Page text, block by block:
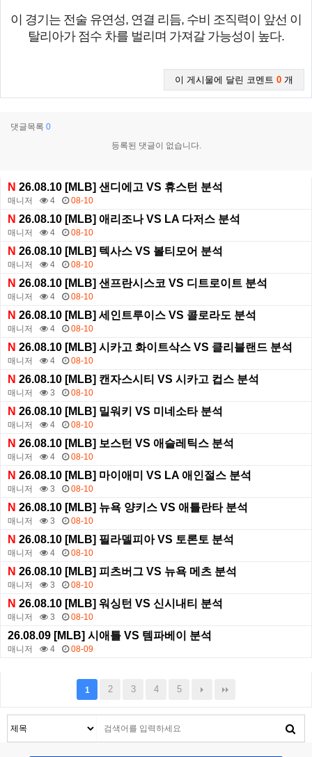
이 경기는 전술 유연성, 연결 리듬, 수비 조직력이 앞선 이
탈리아가 점수 차를 벌리며 가져갈 가능성이 높다.
이 게시물에 달린 코멘트 0 개
댓글목록 0
등록된 댓글이 없습니다.
N 26.08.10 [MLB] 샌디에고 VS 휴스턴 분석
매니저 4 08-10
N 26.08.10 [MLB] 애리조나 VS LA 다저스 분석
매니저 4 08-10
N 26.08.10 [MLB] 텍사스 VS 볼티모어 분석
매니저 4 08-10
N 26.08.10 [MLB] 샌프란시스코 VS 디트로이트 분석
매니저 4 08-10
N 26.08.10 [MLB] 세인트루이스 VS 콜로라도 분석
매니저 4 08-10
N 26.08.10 [MLB] 시카고 화이트삭스 VS 클리블랜드 분석
매니저 4 08-10
N 26.08.10 [MLB] 캔자스시티 VS 시카고 컵스 분석
매니저 3 08-10
N 26.08.10 [MLB] 밀워키 VS 미네소타 분석
매니저 4 08-10
N 26.08.10 [MLB] 보스턴 VS 애슬레틱스 분석
매니저 4 08-10
N 26.08.10 [MLB] 마이애미 VS LA 애인절스 분석
매니저 3 08-10
N 26.08.10 [MLB] 뉴욕 양키스 VS 애틀란타 분석
매니저 3 08-10
N 26.08.10 [MLB] 필라델피아 VS 토론토 분석
매니저 4 08-10
N 26.08.10 [MLB] 피츠버그 VS 뉴욕 메츠 분석
매니저 3 08-10
N 26.08.10 [MLB] 워싱턴 VS 신시내티 분석
매니저 3 08-10
26.08.09 [MLB] 시애틀 VS 템파베이 분석
매니저 4 08-09
1 2 3 4 5